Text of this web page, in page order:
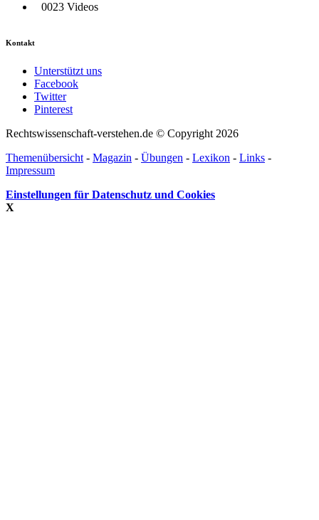
0023 Videos
Kontakt
Unterstützt uns
Facebook
Twitter
Pinterest
Rechtswissenschaft-verstehen.de © Copyright 2026
Themenübersicht - Magazin - Übungen - Lexikon - Links -
Impressum
Einstellungen für Datenschutz und Cookies
X